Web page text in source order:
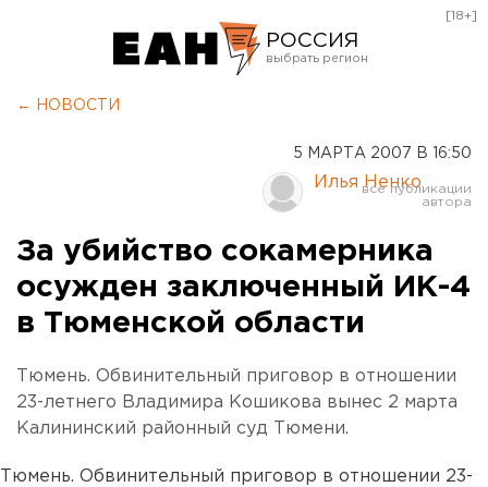
РОССИЯ
Курган
Оренбург
[18+]
← НОВОСТИ
5 МАРТА 2007 В 16:50
Илья Ненко
За убийство сокамерника
осужден заключенный ИК-4
в Тюменской области
Тюмень. Обвинительный приговор в отношении
23-летнего Владимира Кошикова вынес 2 марта
Калининский районный суд Тюмени.
Тюмень. Обвинительный приговор в отношении 23-